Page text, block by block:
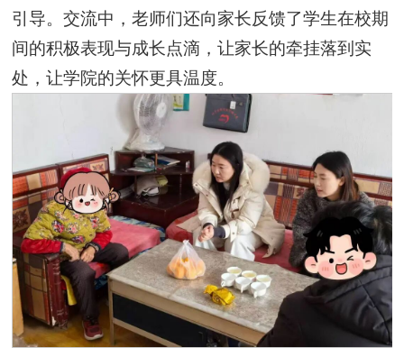
引导。交流中，老师们还向家长反馈了学生在校期
间的积极表现与成长点滴，让家长的牵挂落到实
处，让学院的关怀更具温度。